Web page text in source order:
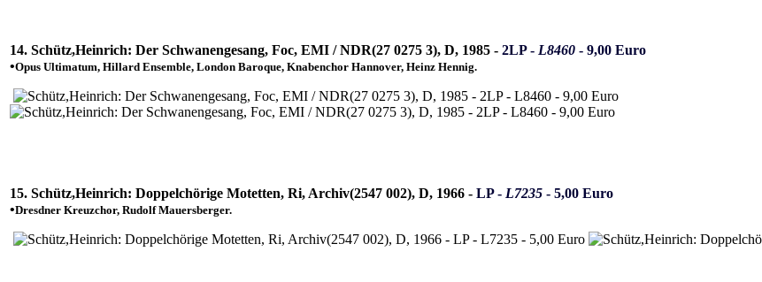
14. Schütz,Heinrich: Der Schwanengesang, Foc, EMI / NDR(27 0275 3), D, 1985 - 2LP - L8460 - 9,00 Euro
•Opus Ultimatum, Hillard Ensemble, London Baroque, Knabenchor Hannover, Heinz Hennig.
15. Schütz,Heinrich: Doppelchörige Motetten, Ri, Archiv(2547 002), D, 1966 - LP - L7235 - 5,00 Euro
•Dresdner Kreuzchor, Rudolf Mauersberger.